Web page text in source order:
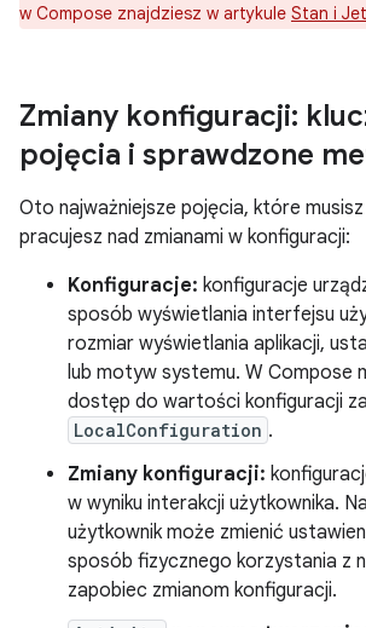
w Compose znajdziesz w artykule Stan i
Zmiany konfiguracji:
pojęcia i sprawdzone
Oto najważniejsze pojęcia, które
pracujesz nad zmianami w konfiguracji:
Konfiguracje: konfiguracje
sposób wyświetlania interfejsu
rozmiar wyświetlania aplikacji,
lub motyw systemu. W Compose
dostęp do wartości konfiguracji
LocalConfiguration .
Zmiany konfiguracji:
w wyniku interakcji użytkownika.
użytkownik może zmienić
sposób fizycznego korzystania z
zapobiec zmianom konfiguracji.